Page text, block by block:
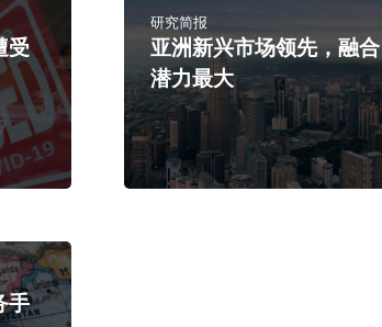
受
研究简报
亚洲新兴市场领先，融合
潜力最大
手